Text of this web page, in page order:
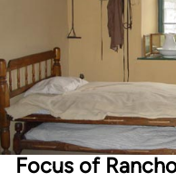
Focus of